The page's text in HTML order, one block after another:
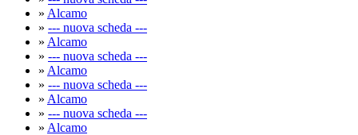
» Alcamo
» --- nuova scheda ---
» Alcamo
» --- nuova scheda ---
» Alcamo
» --- nuova scheda ---
» Alcamo
» --- nuova scheda ---
» Alcamo